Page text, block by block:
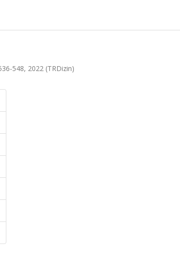
548, 2022 (TRDizin)